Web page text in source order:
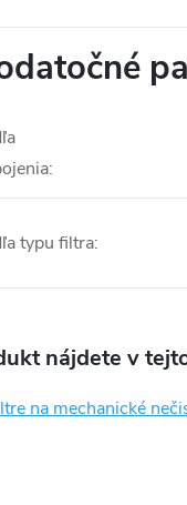
:
typu filtra:
nájdete v
na mechanické